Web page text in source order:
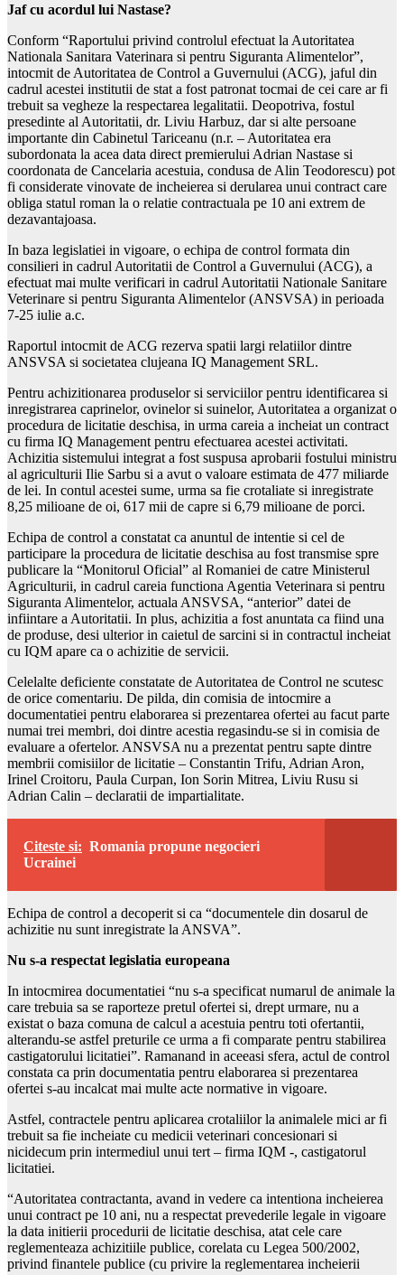
Jaf cu acordul lui Nastase?
Conform “Raportului privind controlul efectuat la Autoritatea
Nationala Sanitara Vaterinara si pentru Siguranta Alimentelor”,
intocmit de Autoritatea de Control a Guvernului (ACG), jaful din
cadrul acestei institutii de stat a fost patronat tocmai de cei care ar fi
trebuit sa vegheze la respectarea legalitatii. Deopotriva, fostul
presedinte al Autoritatii, dr. Liviu Harbuz, dar si alte persoane
importante din Cabinetul Tariceanu (n.r. – Autoritatea era
subordonata la acea data direct premierului Adrian Nastase si
coordonata de Cancelaria acestuia, condusa de Alin Teodorescu) pot
fi considerate vinovate de incheierea si derularea unui contract care
obliga statul roman la o relatie contractuala pe 10 ani extrem de
dezavantajoasa.
In baza legislatiei in vigoare, o echipa de control formata din
consilieri in cadrul Autoritatii de Control a Guvernului (ACG), a
efectuat mai multe verificari in cadrul Autoritatii Nationale Sanitare
Veterinare si pentru Siguranta Alimentelor (ANSVSA) in perioada
7-25 iulie a.c.
Raportul intocmit de ACG rezerva spatii largi relatiilor dintre
ANSVSA si societatea clujeana IQ Management SRL.
Pentru achizitionarea produselor si serviciilor pentru identificarea si
inregistrarea caprinelor, ovinelor si suinelor, Autoritatea a organizat o
procedura de licitatie deschisa, in urma careia a incheiat un contract
cu firma IQ Management pentru efectuarea acestei activitati.
Achizitia sistemului integrat a fost suspusa aprobarii fostului ministru
al agriculturii Ilie Sarbu si a avut o valoare estimata de 477 miliarde
de lei. In contul acestei sume, urma sa fie crotaliate si inregistrate
8,25 milioane de oi, 617 mii de capre si 6,79 milioane de porci.
Echipa de control a constatat ca anuntul de intentie si cel de
participare la procedura de licitatie deschisa au fost transmise spre
publicare la “Monitorul Oficial” al Romaniei de catre Ministerul
Agriculturii, in cadrul careia functiona Agentia Veterinara si pentru
Siguranta Alimentelor, actuala ANSVSA, “anterior” datei de
infiintare a Autoritatii. In plus, achizitia a fost anuntata ca fiind una
de produse, desi ulterior in caietul de sarcini si in contractul incheiat
cu IQM apare ca o achizitie de servicii.
Celelalte deficiente constatate de Autoritatea de Control ne scutesc
de orice comentariu. De pilda, din comisia de intocmire a
documentatiei pentru elaborarea si prezentarea ofertei au facut parte
numai trei membri, doi dintre acestia regasindu-se si in comisia de
evaluare a ofertelor. ANSVSA nu a prezentat pentru sapte dintre
membrii comisiilor de licitatie – Constantin Trifu, Adrian Aron,
Irinel Croitoru, Paula Curpan, Ion Sorin Mitrea, Liviu Rusu si
Adrian Calin – declaratii de impartialitate.
Citeste si: Romania propune negocieri
Ucrainei
Echipa de control a decoperit si ca “documentele din dosarul de
achizitie nu sunt inregistrate la ANSVA”.
Nu s-a respectat legislatia europeana
In intocmirea documentatiei “nu s-a specificat numarul de animale la
care trebuia sa se raporteze pretul ofertei si, drept urmare, nu a
existat o baza comuna de calcul a acestuia pentru toti ofertantii,
alterandu-se astfel preturile ce urma a fi comparate pentru stabilirea
castigatorului licitatiei”. Ramanand in aceeasi sfera, actul de control
constata ca prin documentatia pentru elaborarea si prezentarea
ofertei s-au incalcat mai multe acte normative in vigoare.
Astfel, contractele pentru aplicarea crotaliilor la animalele mici ar fi
trebuit sa fie incheiate cu medicii veterinari concesionari si
nicidecum prin intermediul unui tert – firma IQM -, castigatorul
licitatiei.
“Autoritatea contractanta, avand in vedere ca intentiona incheierea
unui contract pe 10 ani, nu a respectat prevederile legale in vigoare
la data initierii procedurii de licitatie deschisa, atat cele care
reglementeaza achizitiile publice, corelata cu Legea 500/2002,
privind finantele publice (cu privire la reglementarea incheierii